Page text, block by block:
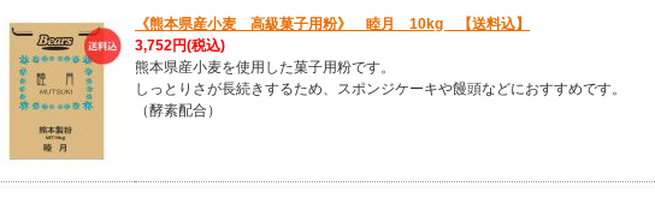
《熊本県産小麦 高級菓子用粉》 睦月 10kg 【送料込】
3,752円(税込)
熊本県産小麦を使用した菓子用粉です。
しっとりさが長続きするため、スポンジケーキや饅頭などにおすすめです。
（酵素配合）